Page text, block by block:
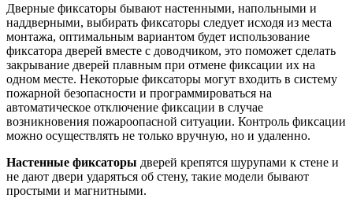
Дверные фиксаторы бывают настенными, напольными и
наддверными, выбирать фиксаторы следует исходя из места
монтажа, оптимальным вариантом будет использование
фиксатора дверей вместе с доводчиком, это поможет сделать
закрывание дверей плавным при отмене фиксации их на
одном месте. Некоторые фиксаторы могут входить в систему
пожарной безопасности и программироваться на
автоматическое отключение фиксации в случае
возникновения пожароопасной ситуации. Контроль фиксации
можно осуществлять не только вручную, но и удаленно.
Настенные фиксаторы дверей крепятся шурупами к стене и
не дают двери ударяться об стену, такие модели бывают
простыми и магнитными.